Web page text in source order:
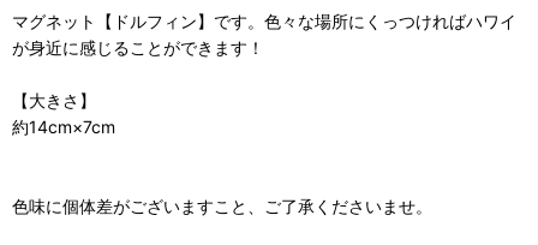
マグネット【ドルフィン】です。色々な場所にくっつければハワイ
が身近に感じることができます！
【大きさ】
約14cm×7cm
色味に個体差がございますこと、ご了承くださいませ。